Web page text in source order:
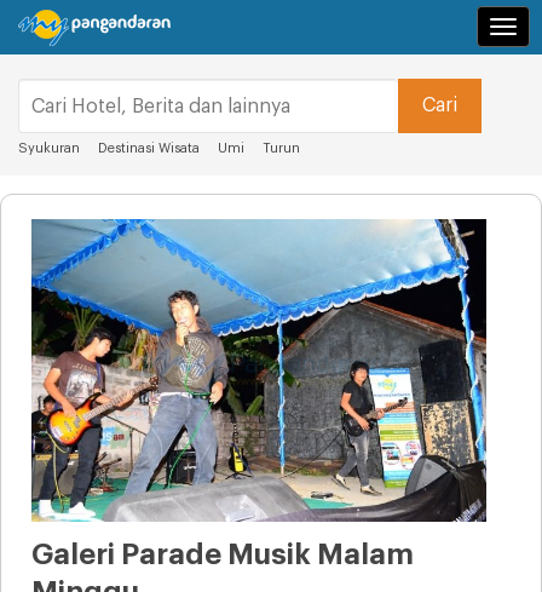
Syukuran Destinasi Wisata Umi Turun
Galeri Parade Musik Malam